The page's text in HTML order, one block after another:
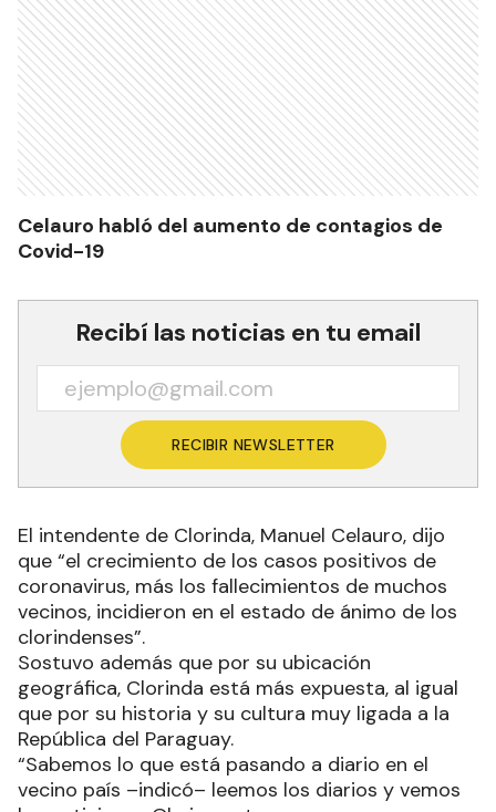
Celauro habló del aumento de contagios de
Covid-19
Recibí las noticias en tu email
RECIBIR NEWSLETTER
El intendente de Clorinda, Manuel Celauro, dijo
que “el crecimiento de los casos positivos de
coronavirus, más los fallecimientos de muchos
vecinos, incidieron en el estado de ánimo de los
clorindenses”.
Sostuvo además que por su ubicación
geográfica, Clorinda está más expuesta, al igual
que por su historia y su cultura muy ligada a la
República del Paraguay.
“Sabemos lo que está pasando a diario en el
vecino país –indicó– leemos los diarios y vemos